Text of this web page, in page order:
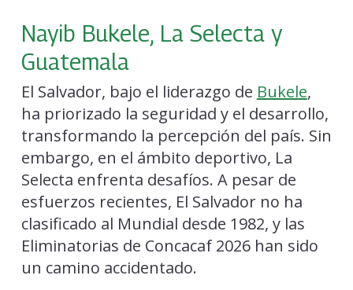
Nayib Bukele, La Selecta y
Guatemala
El Salvador, bajo el liderazgo de Bukele,
ha priorizado la seguridad y el desarrollo,
transformando la percepción del país. Sin
embargo, en el ámbito deportivo, La
Selecta enfrenta desafíos. A pesar de
esfuerzos recientes, El Salvador no ha
clasificado al Mundial desde 1982, y las
Eliminatorias de Concacaf 2026 han sido
un camino accidentado.